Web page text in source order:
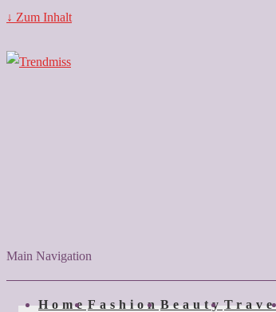
↓ Zum Inhalt
Main Navigation
HomeFashionBeauty